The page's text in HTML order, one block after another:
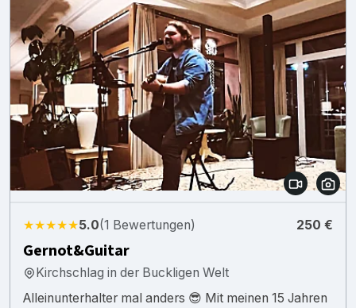
★★★★★5.0(1 Bewertungen) 250 €
Gernot&Guitar
Kirchschlag in der Buckligen Welt
Alleinunterhalter mal anders 😎 Mit meinen 15 Jahren